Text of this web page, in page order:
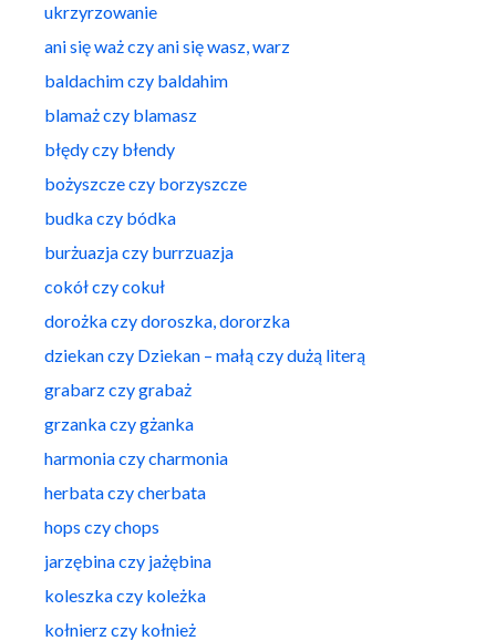
ukrzyrzowanie
ani się waż czy ani się wasz, warz
baldachim czy baldahim
blamaż czy blamasz
błędy czy błendy
bożyszcze czy borzyszcze
budka czy bódka
burżuazja czy burrzuazja
cokół czy cokuł
dorożka czy doroszka, dororzka
dziekan czy Dziekan – małą czy dużą literą
grabarz czy grabaż
grzanka czy gżanka
harmonia czy charmonia
herbata czy cherbata
hops czy chops
jarzębina czy jażębina
koleszka czy koleżka
kołnierz czy kołnież